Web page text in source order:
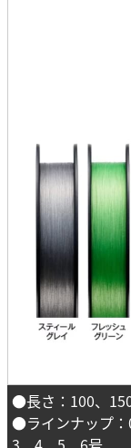
●長さ：100、
●ラインナップ：